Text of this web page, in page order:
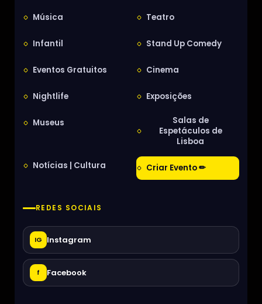
Música Teatro
Infantil Stand Up Comedy
Eventos Gratuitos Cinema
Nightlife Exposições
Museus
Salas de
Espetáculos de
Lisboa
Notícias | Cultura Criar Evento ✏
REDES SOCIAIS
IG Instagram
f Facebook